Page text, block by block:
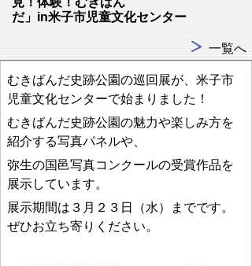
だ」in米子市児童文化センター
一覧へ
むきばんだ史跡公園の巡回展が、米子市
児童文化センターで始まりました！
むきばんだ史跡公園の魅力や楽しみ方を
紹介する写真パネルや、
弥生の国邑写真コンクールの受賞作品を
展示しています。
展示期間は３月２３日（水）までです。
ぜひお立ち寄りください。